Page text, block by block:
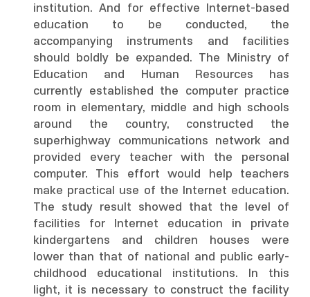
institution. And for effective Internet-based
education to be conducted, the
accompanying instruments and facilities
should boldly be expanded. The Ministry of
Education and Human Resources has
currently established the computer practice
room in elementary, middle and high schools
around the country, constructed the
superhighway communications network and
provided every teacher with the personal
computer. This effort would help teachers
make practical use of the Internet education.
The study result showed that the level of
facilities for Internet education in private
kindergartens and children houses were
lower than that of national and public early-
childhood educational institutions. In this
light, it is necessary to construct the facility